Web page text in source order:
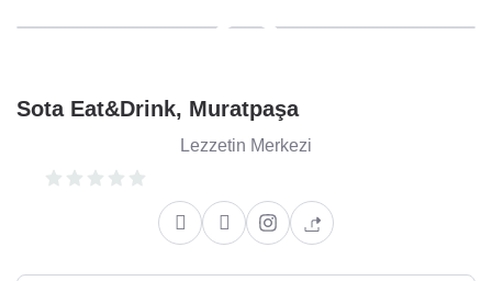
Sota Eat&Drink, Muratpaşa
Lezzetin Merkezi